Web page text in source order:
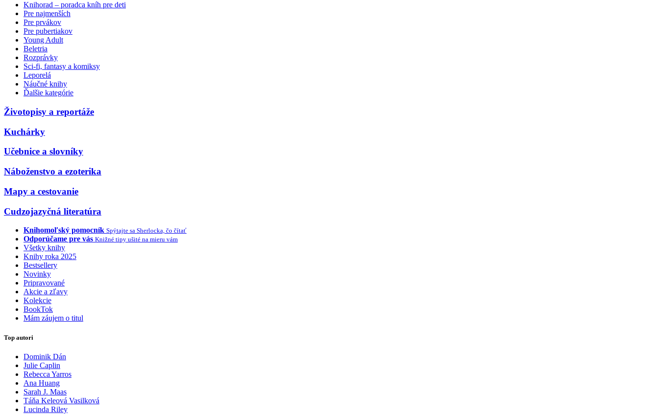
Knihorad – poradca kníh pre deti
Pre najmenších
Pre prvákov
Pre pubertiakov
Young Adult
Beletria
Rozprávky
Sci-fi, fantasy a komiksy
Leporelá
Náučné knihy
Ďalšie kategórie
Životopisy a reportáže
Kuchárky
Učebnice a slovníky
Náboženstvo a ezoterika
Mapy a cestovanie
Cudzojazyčná literatúra
Knihomoľský pomocník Spýtajte sa Sherlocka, čo čítať
Odporúčame pre vás Knižné tipy ušité na mieru vám
Všetky knihy
Knihy roka 2025
Bestsellery
Novinky
Pripravované
Akcie a zľavy
Kolekcie
BookTok
Mám záujem o titul
Top autori
Dominik Dán
Julie Caplin
Rebecca Yarros
Ana Huang
Sarah J. Maas
Táňa Keleová Vasilková
Lucinda Riley